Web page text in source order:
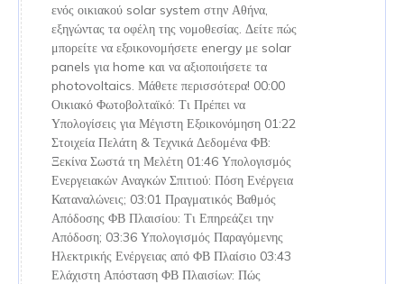
ενός οικιακού solar system στην Αθήνα,
εξηγώντας τα οφέλη της νομοθεσίας. Δείτε πώς
μπορείτε να εξοικονομήσετε energy με solar
panels για home και να αξιοποιήσετε τα
photovoltaics. Μάθετε περισσότερα! 00:00
Οικιακό Φωτοβολταϊκό: Τι Πρέπει να
Υπολογίσεις για Μέγιστη Εξοικονόμηση 01:22
Στοιχεία Πελάτη & Τεχνικά Δεδομένα ΦΒ:
Ξεκίνα Σωστά τη Μελέτη 01:46 Υπολογισμός
Ενεργειακών Αναγκών Σπιτιού: Πόση Ενέργεια
Καταναλώνεις; 03:01 Πραγματικός Βαθμός
Απόδοσης ΦΒ Πλαισίου: Τι Επηρεάζει την
Απόδοση; 03:36 Υπολογισμός Παραγόμενης
Ηλεκτρικής Ενέργειας από ΦΒ Πλαίσιο 03:43
Ελάχιστη Απόσταση ΦΒ Πλαισίων: Πώς